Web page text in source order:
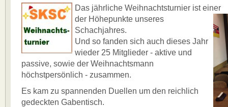
Das jährliche Weihnachtsturnier ist einer
der Höhepunkte unseres
Schachjahres.
Und so fanden sich auch dieses Jahr
wieder 25 Mitglieder - aktive und
passive, sowie der Weihnachtsmann
höchstpersönlich - zusammen.
Es kam zu spannenden Duellen um den reichlich
gedeckten Gabentisch.